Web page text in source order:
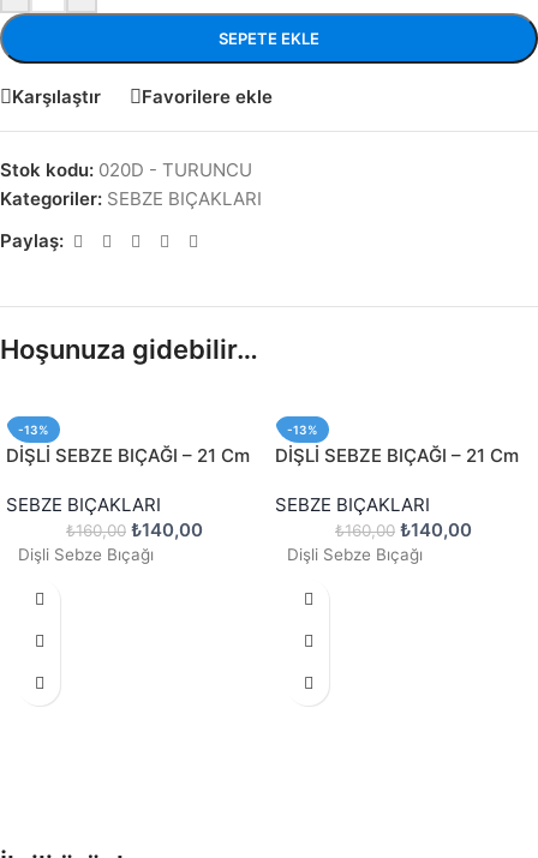
SEPETE EKLE
Karşılaştır Favorilere ekle
Stok kodu: 020D - TURUNCU
Kategoriler: SEBZE BIÇAKLARI
Paylaş:
Hoşunuza gidebilir…
-13%
DİŞLİ SEBZE BIÇAĞI – 21 Cm
SEBZE BIÇAKLARI
₺160,00 ₺140,00
Dişli Sebze Bıçağı
-13%
DİŞLİ SEBZE BIÇAĞI – 21 Cm
SEBZE BIÇAKLARI
₺160,00 ₺140,00
Dişli Sebze Bıçağı